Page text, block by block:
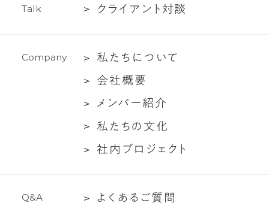
グ
績
Talk
ク
ア
対
談
ク ラ イ ア ン ト 対談
Company
私
に
つ
私 た ち に つ いて
会
要
会社概要
メ
ー
メ ンバ ー紹介
私
文
私 た ちの 文化
社
ロ
社 内 プロ ジ ェ ク ト
Q&A
よ よ く あ る ご質 問